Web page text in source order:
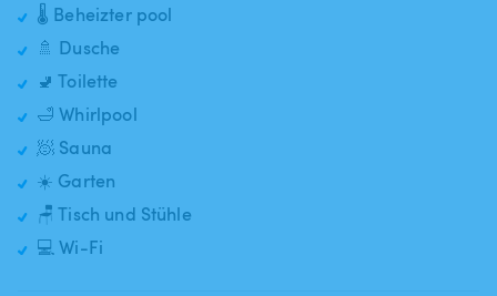
🌡️ Beheizter pool
🚿 Dusche
🚽 Toilette
🛁 Whirlpool
🧖 Sauna
☀️ Garten
🪑 Tisch und Stühle
💻 Wi-Fi